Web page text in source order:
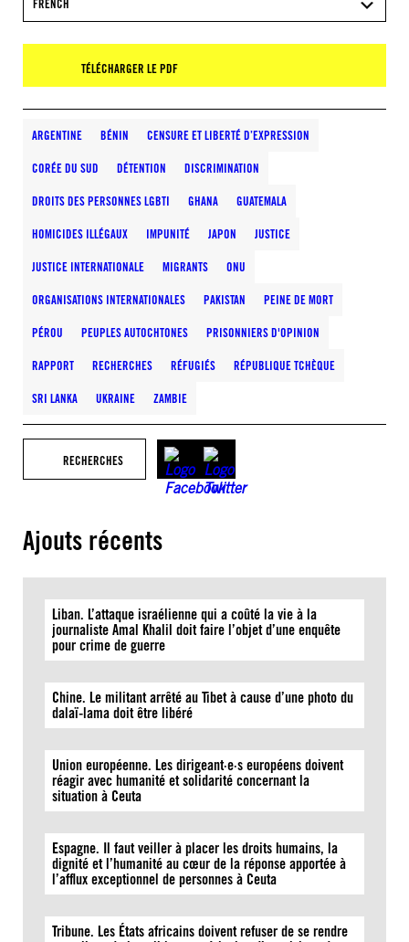
FRENCH
TÉLÉCHARGER LE PDF
ARGENTINE BÉNIN CENSURE ET LIBERTÉ D’EXPRESSION
CORÉE DU SUD DÉTENTION DISCRIMINATION
DROITS DES PERSONNES LGBTI GHANA GUATEMALA
HOMICIDES ILLÉGAUX IMPUNITÉ JAPON JUSTICE
JUSTICE INTERNATIONALE MIGRANTS ONU
ORGANISATIONS INTERNATIONALES PAKISTAN PEINE DE MORT
PÉROU PEUPLES AUTOCHTONES PRISONNIERS D'OPINION
RAPPORT RECHERCHES RÉFUGIÉS RÉPUBLIQUE TCHÈQUE
SRI LANKA UKRAINE ZAMBIE
RECHERCHES
Ajouts récents
Liban. L’attaque israélienne qui a coûté la vie à la
journaliste Amal Khalil doit faire l’objet d’une enquête
pour crime de guerre
Chine. Le militant arrêté au Tibet à cause d’une photo du
dalaï-lama doit être libéré
Union européenne. Les dirigeant·e·s européens doivent
réagir avec humanité et solidarité concernant la
situation à Ceuta
Espagne. Il faut veiller à placer les droits humains, la
dignité et l’humanité au cœur de la réponse apportée à
l’afflux exceptionnel de personnes à Ceuta
Tribune. Les États africains doivent refuser de se rendre